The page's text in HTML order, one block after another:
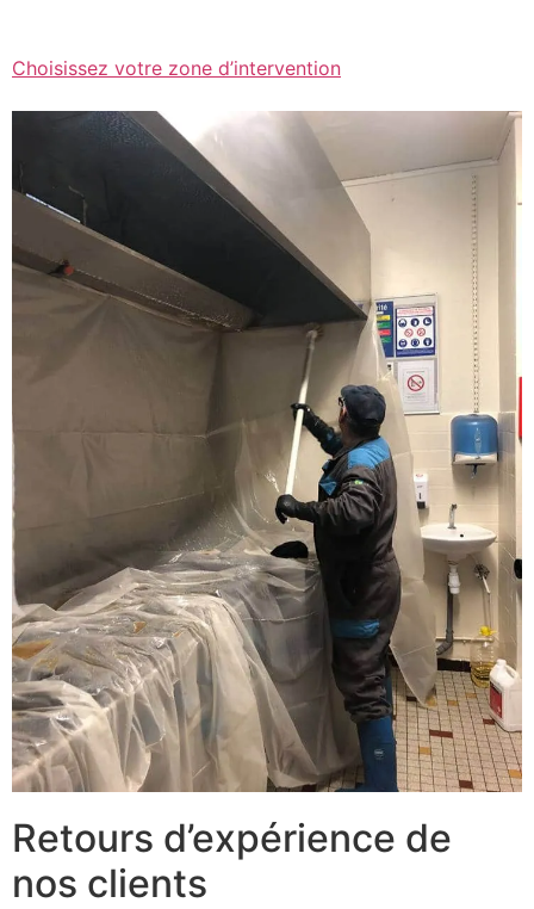
Choisissez votre zone d’intervention
Retours d’expérience de
nos clients